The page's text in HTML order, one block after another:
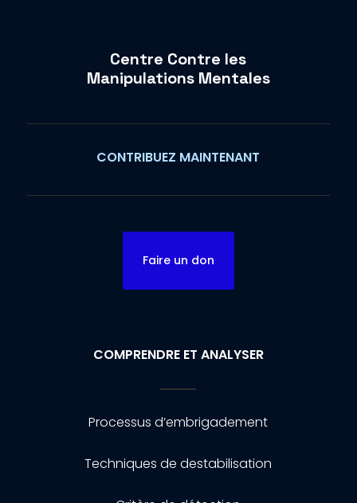
Centre Contre les
Manipulations Mentales
CONTRIBUEZ MAINTENANT
Faire un don
COMPRENDRE ET ANALYSER
Processus d’embrigadement
Techniques de destabilisation